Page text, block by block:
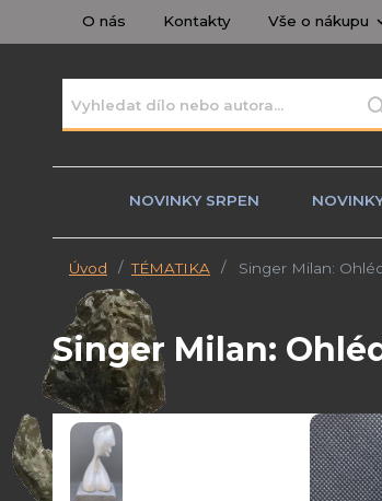
O nás Kontakty Vše o nákupu
NOVINKY SRPEN
Úvod TÉMATIKA Singer Milan:
Singer Milan: